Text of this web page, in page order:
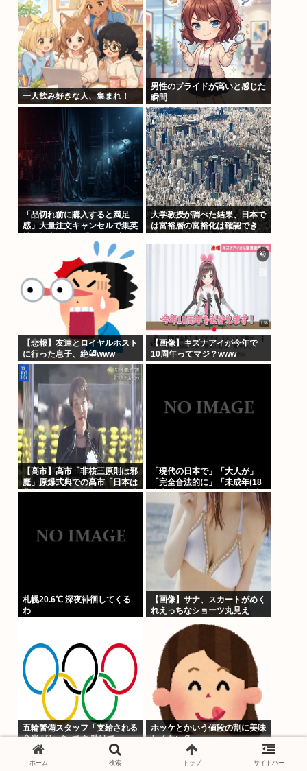
一人飲み好きな人、集まれ！
男性のプライドが高いと感じた
瞬間
「品切れ前に購入すると満足
感」大量注文キャンセルで集英
た疑いで32歳女を逮捕
大学教授が調べた結果、日本で
は富裕層の富裕化は確認でき
【悲報】友達とロイヤルホスト
に行った息子、絶望www
【画像】キズナアイが今年で
10周年ってマジ？www
【高市】高市「非核三原則は邪
魔」原爆式典での高市「日本は
非核三原則を堅持しており、唯
「現代の日本で」「大人が」
「完全合法的に」「未成年(18
歳未満)」と性行為をする方法
ってあるの？
札幌20.6℃ 深夜徘徊してくる
わ
【画像】サナ、スカートがめく
れえっちなショーツ丸見え
五輪警備スタッフ「支給される
弁当がヤバいです 助けて…」
ホッケとかいう値段の割に美味
しくない魚www
ホーム 検索 トップ サイドバー